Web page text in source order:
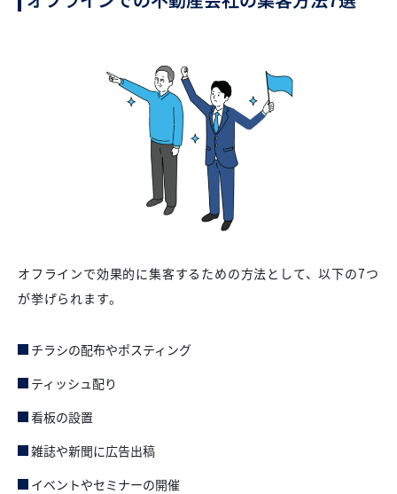
オフラインで効果的に集客するための方法として、以下の7つ
が挙げられます。
チラシの配布やポスティング
ティッシュ配り
看板の設置
雑誌や新聞に広告出稿
イベントやセミナーの開催